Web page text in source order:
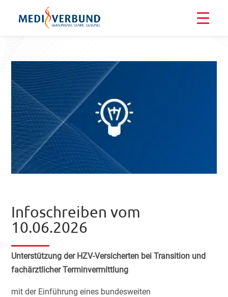
Infoschreiben vom
10.06.2026
Unterstützung der HZV-Versicherten bei Transition und
fachärztlicher Terminvermittlung
mit der Einführung eines bundesweiten